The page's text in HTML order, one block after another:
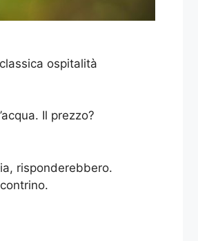
ospitalità
Il prezzo?
risponderebbero.